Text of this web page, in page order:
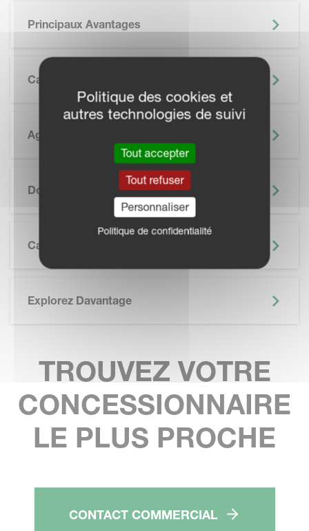
Principaux Avantages
Caractéristiques
Agriculture De Précision
Documentation
Caractéristiques Techniques
Explorez Davantage
TROUVEZ VOTRE
CONCESSIONNAIRE
LE PLUS PROCHE
CONTACT COMMERCIAL
Politique des cookies et
autres technologies de suivi
Tout accepter
Tout refuser
Personnaliser
Politique de confidentialité